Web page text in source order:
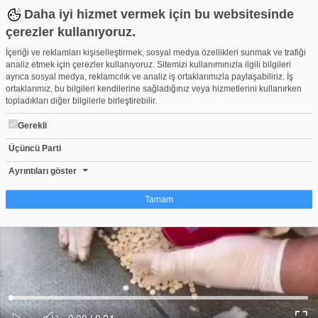
Daha iyi hizmet vermek için bu websitesinde
çerezler kullanıyoruz.
İçeriği ve reklamları kişiselleştirmek, sosyal medya özellikleri sunmak ve trafiği
analiz etmek için çerezler kullanıyoruz. Sitemizi kullanımınızla ilgili bilgileri
ayrıca sosyal medya, reklamcılık ve analiz iş ortaklarımızla paylaşabiliriz. İş
ortaklarımız, bu bilgileri kendilerine sağladığınız veya hizmetlerini kullanırken
topladıkları diğer bilgilerle birleştirebilir.
Gerekli
Üçüncü Parti
Ayrıntıları göster
Tamam
Çerez nedir?
Çerezler, web-sitelerinin, kullanıcıların deneyimlerini daha verimli hale getirmek
amacıyla kullandığı küçük metin dosyalarıdır. Yasalara göre, bu sitenin
işletilmesi için kesinlikle gerekli olan çerezleri cihazınıza yerleştirebiliyoruz.
Diğer çerez türleri için sizden izin almamız gerekiyor. Bu site farklı çerez türleri
kullanmaktadır. Bazı çerezler, sayfalarımızda yer alan üçüncü şahıs hizmetleri
tarafından yerleştirilir. İzniniz şu alanlar için geçerlidir: web.tv
Ses
Yüklendi:
0%
Yükleniyor:
0%
Bursa'da durdurulan araçta binlercesi ele geçirildi!